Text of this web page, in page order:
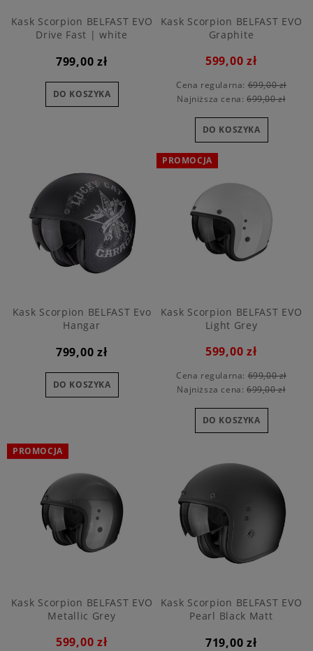
Kask Scorpion BELFAST EVO
Drive Fast | white
799,00 zł
DO KOSZYKA
Kask Scorpion BELFAST EVO
Graphite
599,00 zł
Cena regularna:699,00 zł
Najniższa cena:699,00 zł
DO KOSZYKA
Kask Scorpion BELFAST Evo
Hangar
799,00 zł
DO KOSZYKA
Kask Scorpion BELFAST EVO
Light Grey
599,00 zł
Cena regularna:699,00 zł
Najniższa cena:699,00 zł
DO KOSZYKA
PROMOCJA
Kask Scorpion BELFAST EVO
Metallic Grey
599,00 zł
PROMOCJA
Kask Scorpion BELFAST EVO
Pearl Black Matt
719,00 zł